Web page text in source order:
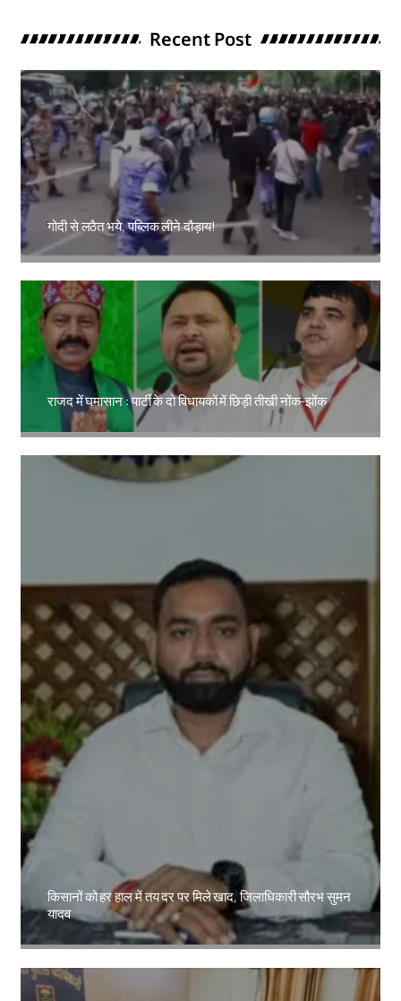
Recent Post
गोदी से लठैत भये, पब्लिक लीने दौड़ाय!
Amit Lekh
राजद में घमासान : पार्टी के दो विधायकों में छिड़ी तीखी नोंक-झोंक
Amit Lekh
किसानों को हर हाल में तय दर पर मिले खाद, जिलाधिकारी सौरभ सुमन
यादव
Amit Lekh